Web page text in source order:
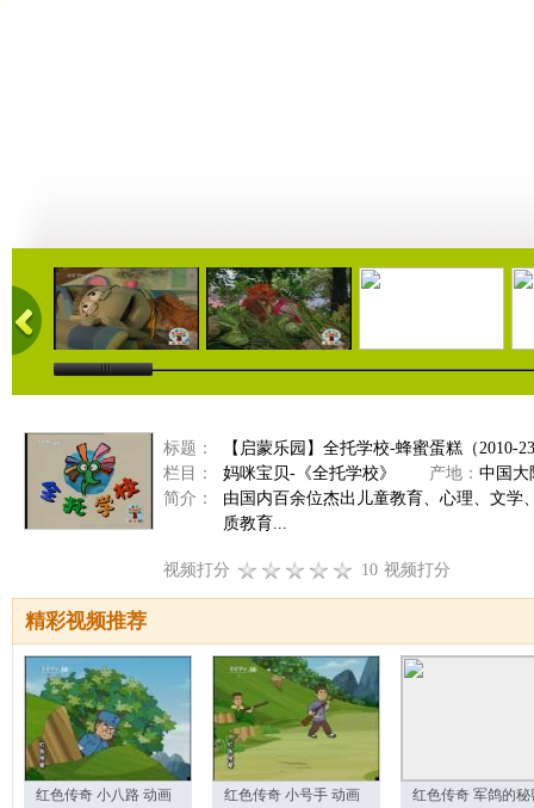
07:22 07:08 31:12
标题：
【启蒙乐园】全托学校-蜂蜜蛋糕（2010-
栏目：
妈咪宝贝-《全托学校》 产地： 中国大
简介：
由国内百余位杰出儿童教育、心理、文学
质教育...
视频打分 10 视频打分
精彩视频推荐
红色传奇 小八路 动画
红色传奇 小号手 动画
红色传奇 军鸽的秘